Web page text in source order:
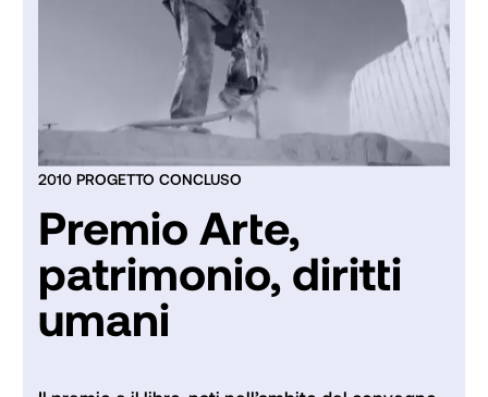
2010 PROGETTO CONCLUSO
Premio Arte,
patrimonio, diritti
umani